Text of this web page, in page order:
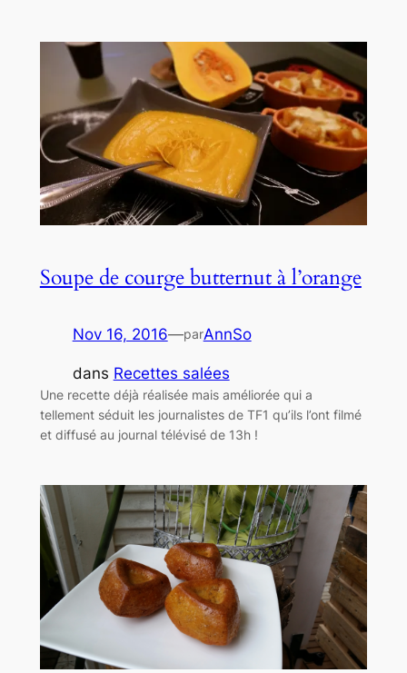
Soupe de courge butternut à l’orange
Nov 16, 2016—parAnnSo
dans Recettes salées
Une recette déjà réalisée mais améliorée qui a
tellement séduit les journalistes de TF1 qu’ils l’ont filmé
et diffusé au journal télévisé de 13h !